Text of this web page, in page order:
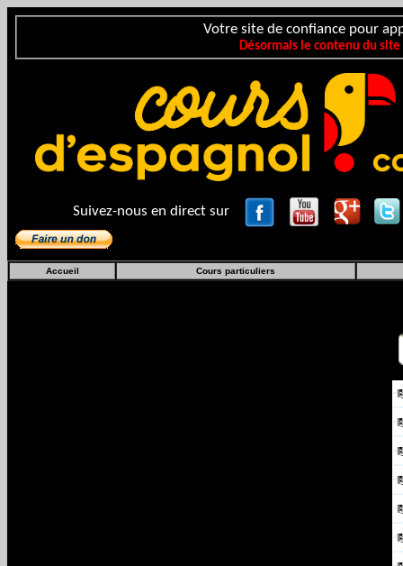
Votre site de confiance pour
Désormais le contenu du
Suivez-nous en direct sur
Accueil Cours particuliers